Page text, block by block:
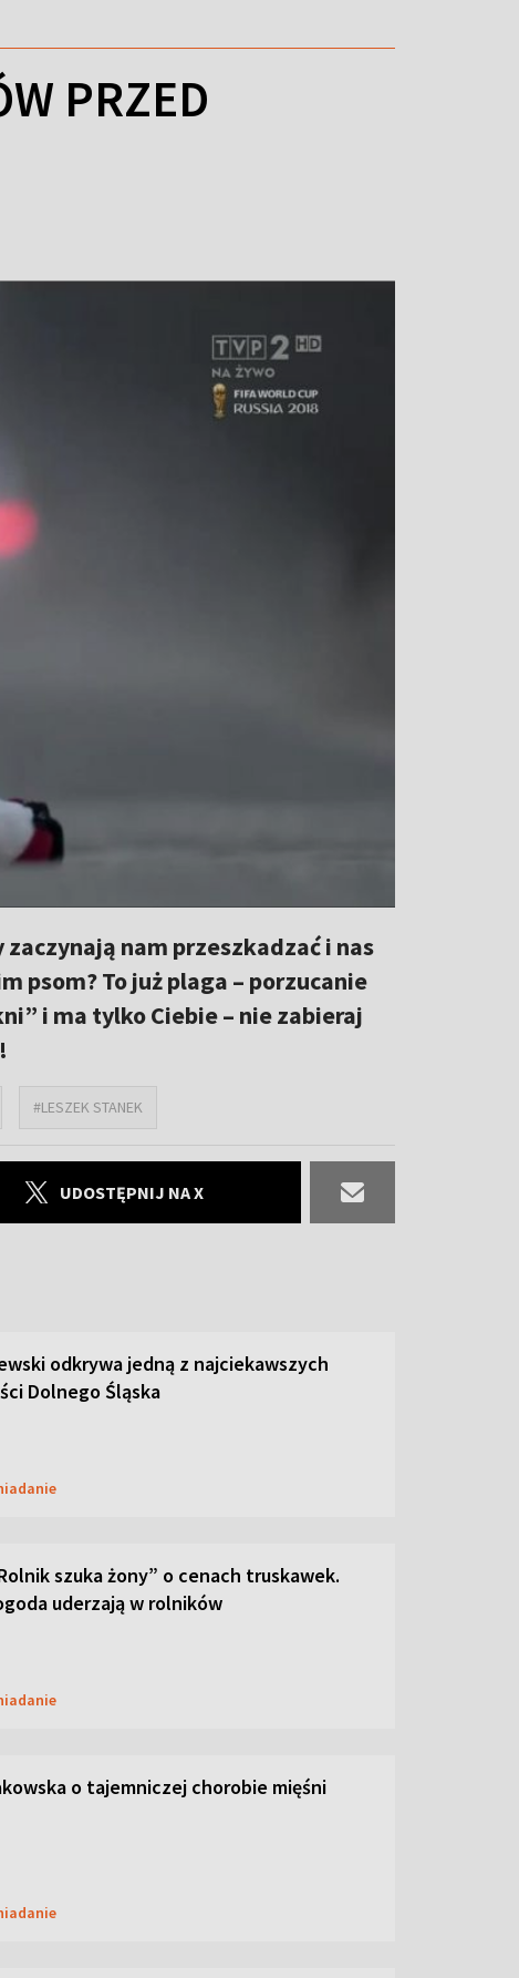
PRZED
nam przeszkadzać i nas
psom? To już plaga – porzucanie
i ma tylko Ciebie – nie zabieraj
#LESZEK STANEK
UDOSTĘPNIJ NA X
odkrywa jedną z najciekawszych
Dolnego Śląska
szuka żony” o cenach truskawek.
uderzają w rolników
o tajemniczej chorobie mięśni